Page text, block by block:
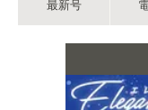
最新号